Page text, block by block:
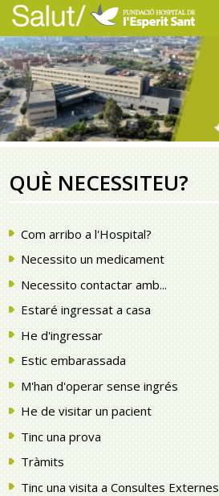
NAVEGACIÓ
PRINCIPAL
Usuaris
Professionals
Docència
Recerca
La FHES
Intranet
Seleccioneu idioma
Cercador
Traductor
.
QUÈ NECESSITEU?
Com arribo a l'Hospital?
Necessito un medicament
Necessito contactar amb...
Estaré ingressat a casa
He d'ingressar
Estic embarassada
M'han d'operar sense ingrés
He de visitar un pacient
Tinc una prova
Tràmits
Tinc una visita a Consultes Externes